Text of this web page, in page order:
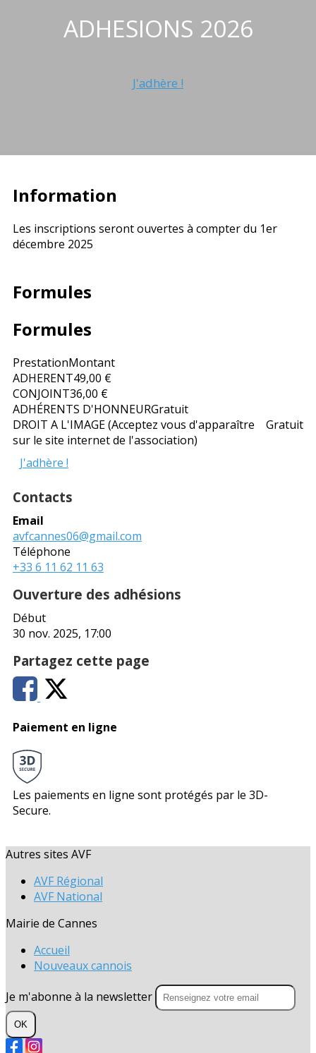
ADHESIONS 2026
J'adhère !
Information
Les inscriptions seront ouvertes à compter du 1er
décembre 2025
Formules
Formules
PrestationMontant
ADHERENT49,00 €
CONJOINT36,00 €
ADHÉRENTS D'HONNEURGratuit
DROIT A L'IMAGE (Acceptez vous d'apparaître
sur le site internet de l'association)
Gratuit
J'adhère !
Contacts
Email
avfcannes06@gmail.com
Téléphone
+33 6 11 62 11 63
Ouverture des adhésions
Début
30 nov. 2025, 17:00
Partagez cette page
Paiement en ligne
Les paiements en ligne sont protégés par le 3D-
Secure.
Autres sites AVF
AVF Régional
AVF National
Mairie de Cannes
Accueil
Nouveaux cannois
Je m'abonne à la newsletter
OK